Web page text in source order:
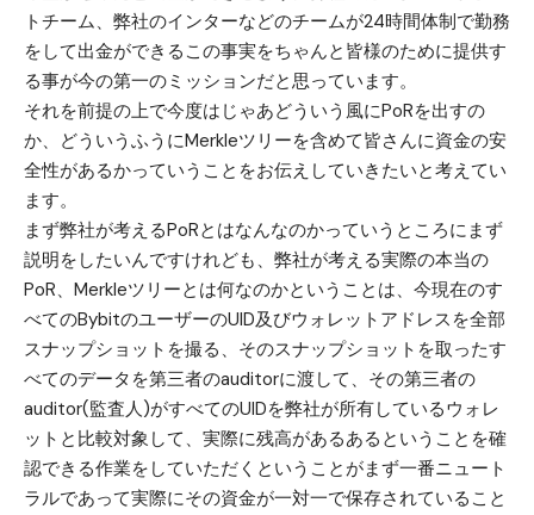
トチーム、弊社のインターなどのチームが24時間体制で勤務
をして出金ができるこの事実をちゃんと皆様のために提供す
る事が今の第一のミッションだと思っています。
それを前提の上で今度はじゃあどういう風にPoRを出すの
か、どういうふうにMerkleツリーを含めて皆さんに資金の安
全性があるかっていうことをお伝えしていきたいと考えてい
ます。
まず弊社が考えるPoRとはなんなのかっていうところにまず
説明をしたいんですけれども、弊社が考える実際の本当の
PoR、Merkleツリーとは何なのかということは、今現在のす
べてのBybitのユーザーのUID及びウォレットアドレスを全部
スナップショットを撮る、そのスナップショットを取ったす
べてのデータを第三者のauditorに渡して、その第三者の
auditor(監査人)がすべてのUIDを弊社が所有しているウォレ
ットと比較対象して、実際に残高があるあるということを確
認できる作業をしていただくということがまず一番ニュート
ラルであって実際にその資金が一対一で保存されていること